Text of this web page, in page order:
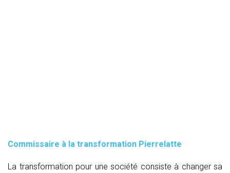
Commissaire à la transformation Pierrelatte
La transformation pour une société consiste à changer sa